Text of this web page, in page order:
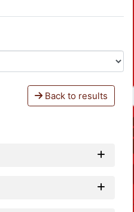
Back to results